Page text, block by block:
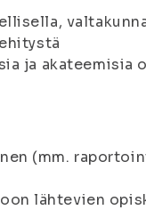
ja akateemisia
(mm.
lähtevien